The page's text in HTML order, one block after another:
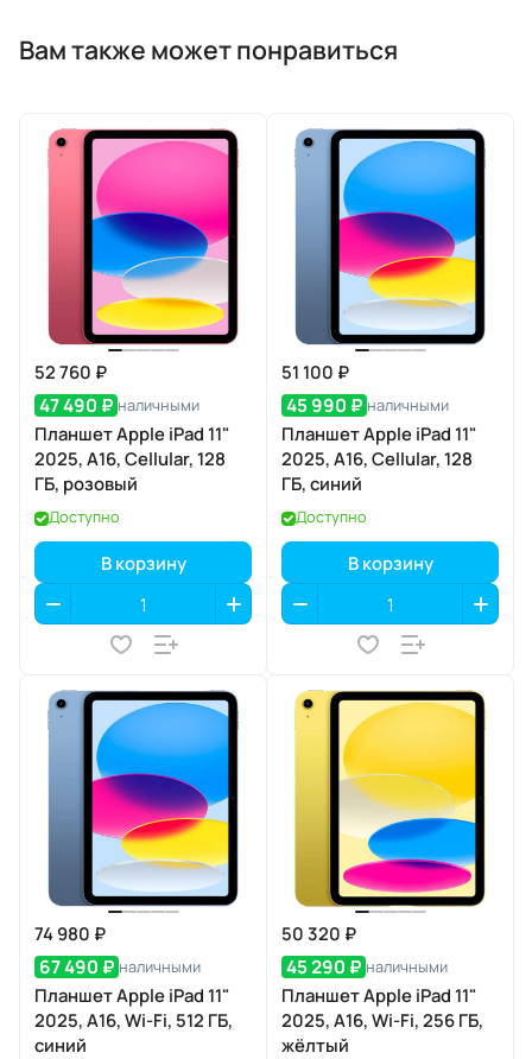
Вам также может понравиться
52 760 ₽
47 490 ₽ наличными
Планшет Apple iPad 11"
2025, A16, Cellular, 128
ГБ, розовый
Доступно
В корзину
51 100 ₽
45 990 ₽ наличными
Планшет Apple iPad 11"
2025, A16, Cellular, 128
ГБ, синий
Доступно
В корзину
74 980 ₽
67 490 ₽ наличными
Планшет Apple iPad 11"
2025, A16, Wi-Fi, 512 ГБ,
синий
50 320 ₽
45 290 ₽ наличными
Планшет Apple iPad 11"
2025, A16, Wi-Fi, 256 ГБ,
жёлтый